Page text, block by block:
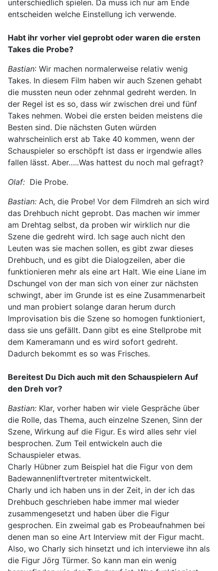
unterschiedlich spielen. Da muss ich nur am Ende
entscheiden welche Einstellung ich verwende.
Habt ihr vorher viel geprobt oder waren die ersten
Takes die Probe?
Bastian: Wir machen normalerweise relativ wenig
Takes. In diesem Film haben wir auch Szenen gehabt
die mussten neun oder zehnmal gedreht werden. In
der Regel ist es so, dass wir zwischen drei und fünf
Takes nehmen. Wobei die ersten beiden meistens die
Besten sind. Die nächsten Guten würden
wahrscheinlich erst ab Take 40 kommen, wenn der
Schauspieler so erschöpft ist dass er irgendwie alles
fallen lässt. Aber…..Was hattest du noch mal gefragt?
Olaf: Die Probe.
Bastian: Ach, die Probe! Vor dem Filmdreh an sich wird
das Drehbuch nicht geprobt. Das machen wir immer
am Drehtag selbst, da proben wir wirklich nur die
Szene die gedreht wird. Ich sage auch nicht den
Leuten was sie machen sollen, es gibt zwar dieses
Drehbuch, und es gibt die Dialogzeilen, aber die
funktionieren mehr als eine art Halt. Wie eine Liane im
Dschungel von der man sich von einer zur nächsten
schwingt, aber im Grunde ist es eine Zusammenarbeit
und man probiert solange daran herum durch
Improvisation bis die Szene so homogen funktioniert,
dass sie uns gefällt. Dann gibt es eine Stellprobe mit
dem Kameramann und es wird sofort gedreht.
Dadurch bekommt es so was Frisches.
Bereitest Du Dich auch mit den Schauspielern Auf
den Dreh vor?
Bastian: Klar, vorher haben wir viele Gespräche über
die Rolle, das Thema, auch einzelne Szenen, Sinn der
Szene, Wirkung auf die Figur. Es wird alles sehr viel
besprochen. Zum Teil entwickeln auch die
Schauspieler etwas.
Charly Hübner zum Beispiel hat die Figur von dem
Badewannenliftvertreter mitentwickelt.
Charly und ich haben uns in der Zeit, in der ich das
Drehbuch geschrieben habe immer mal wieder
zusammengesetzt und haben über die Figur
gesprochen. Ein zweimal gab es Probeaufnahmen bei
denen man so eine Art Interview mit der Figur macht.
Also, wo Charly sich hinsetzt und ich interviewe ihn als
die Figur Jörg Türmer. So kann man ein wenig